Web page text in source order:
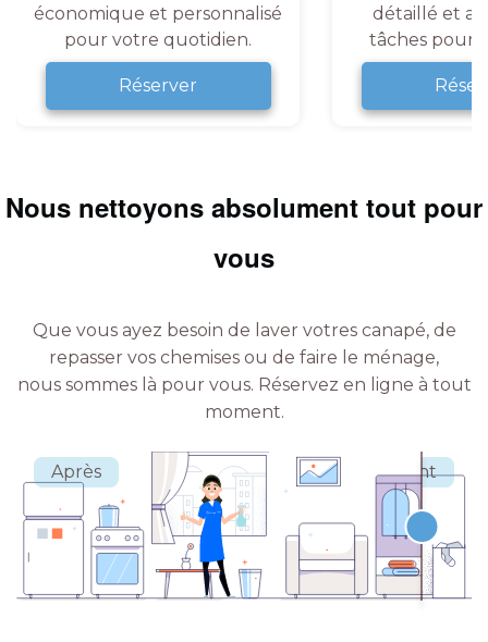
économique et personnalisé
pour votre quotidien.
Réserver
détaillé et
tâches pour
Nous nettoyons absolument tout pour
vous
Que vous ayez besoin de laver votres canapé, de
repasser vos chemises ou de faire le ménage,
nous sommes là pour vous. Réservez en ligne à tout
moment.